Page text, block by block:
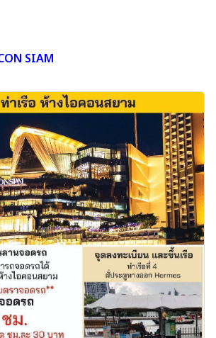
SIAM